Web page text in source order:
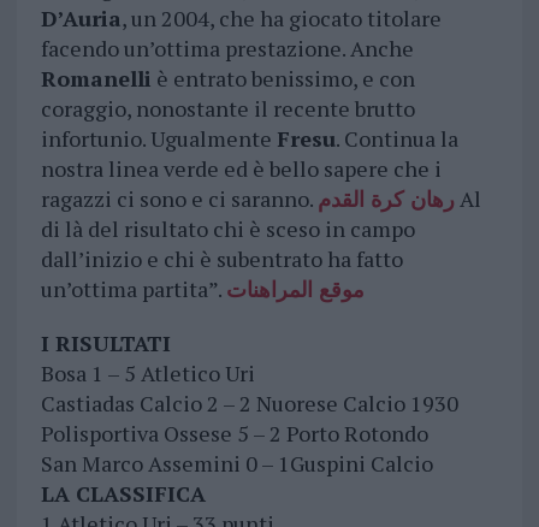
D’Auria, un 2004, che ha giocato titolare
facendo un’ottima prestazione. Anche
Romanelli è entrato benissimo, e con
coraggio, nonostante il recente brutto
infortunio. Ugualmente Fresu. Continua la
nostra linea verde ed è bello sapere che i
ragazzi ci sono e ci saranno. رهان كرة القدم Al
di là del risultato chi è sceso in campo
dall’inizio e chi è subentrato ha fatto
un’ottima partita”. موقع المراهنات
I RISULTATI
Bosa 1 – 5 Atletico Uri
Castiadas Calcio 2 – 2 Nuorese Calcio 1930
Polisportiva Ossese 5 – 2 Porto Rotondo
San Marco Assemini 0 – 1Guspini Calcio
LA CLASSIFICA